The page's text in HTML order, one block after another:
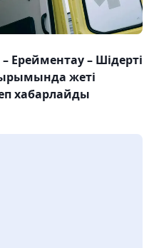
Ерейментау – Шідерті
жеті
хабарлайды